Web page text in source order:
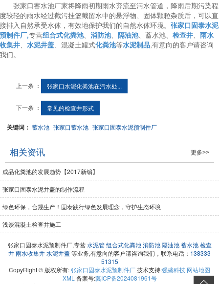
张家口蓄水池厂家将降雨初期雨水弃流至污水管道，降雨后期污染程
度较轻的雨水经过截污挂篮截留水中的悬浮物、固体颗粒杂质后，可以直
接排入自然承受水体，有效地保护我们的自然水体环境。张家口固泰水泥
预制件厂,专营组合式化粪池、消防池、隔油池、蓄水池、检查井、雨水
收集井、水泥井盖、混凝土罐式化粪池等水泥制品,有意向的客户请咨询
我们。
上一条 ： 张家口水泥化粪池在污水处...
下一条 ： 常见的检查井形式
关键词：蓄水池 张家口蓄水池 张家口固泰水泥预制件厂
相关资讯 更多>>
成品化粪池的发展趋势【2017新编】
张家口固泰水泥井盖的制作流程
绿色环保，合规生产！固泰践行绿色发展理念，守护生态环境
浅谈混凝土检查井施工
张家口固泰水泥预制件厂,专营水泥管 组合式化粪池 消防池 隔油池 蓄水池 检查
井雨水收集井水泥井盖 等业务,有意向的客户请咨询我们，联系电话： 138333
51315
CopyRight © 版权所有:张家口固泰水泥预制件厂技术支持:强盛科技 网站地图
XML 备案号:冀ICP备2024081961号